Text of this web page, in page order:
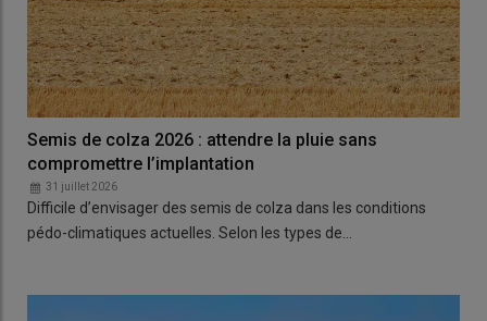
Semis de colza 2026 : attendre la pluie sans
compromettre l’implantation
31 juillet 2026
Difficile d’envisager des semis de colza dans les conditions
pédo-climatiques actuelles. Selon les types de…